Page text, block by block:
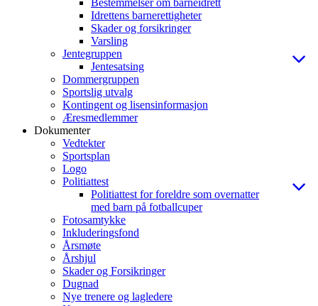
Bestemmelser om barneidrett
Idrettens barnerettigheter
Skader og forsikringer
Varsling
Jentegruppen
Jentesatsing
Dommergruppen
Sportslig utvalg
Kontingent og lisensinformasjon
Æresmedlemmer
Dokumenter
Vedtekter
Sportsplan
Logo
Politiattest
Politiattest for foreldre som overnatter
med barn på fotballcuper
Fotosamtykke
Inkluderingsfond
Årsmøte
Årshjul
Skader og Forsikringer
Dugnad
Nye trenere og lagledere